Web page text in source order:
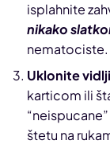
isplahnite
nikako
nematociste.
Uklonite
karticom ili
štetu na